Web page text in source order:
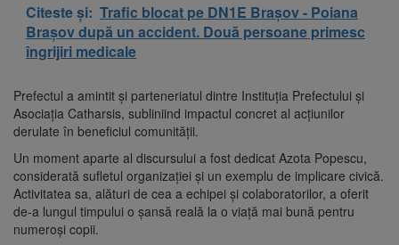
Citeste și: Trafic blocat pe DN1E Brașov - Poiana
Brașov după un accident. Două persoane primesc
îngrijiri medicale
Prefectul a amintit și parteneriatul dintre Instituția Prefectului și
Asociația Catharsis, subliniind impactul concret al acțiunilor
derulate în beneficiul comunității.
Un moment aparte al discursului a fost dedicat Azota Popescu,
considerată sufletul organizației și un exemplu de implicare civică.
Activitatea sa, alături de cea a echipei și colaboratorilor, a oferit
de-a lungul timpului o șansă reală la o viață mai bună pentru
numeroși copii.